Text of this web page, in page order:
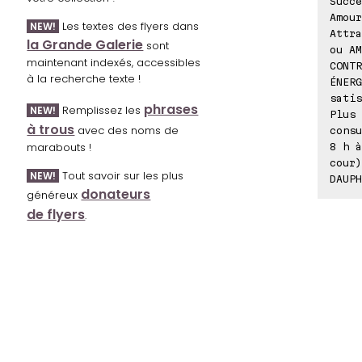
NEW! Les textes des flyers dans
la Grande Galerie sont
maintenant indexés, accessibles
à la recherche texte !
NEW! Remplissez les phrases
à trous avec des noms de
marabouts !
NEW! Tout savoir sur les plus
généreux donateurs
de flyers.
ou
Plus
8 h à